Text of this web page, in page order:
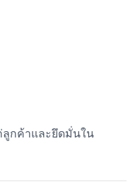
ลูกค้าและยึดมั่นใน